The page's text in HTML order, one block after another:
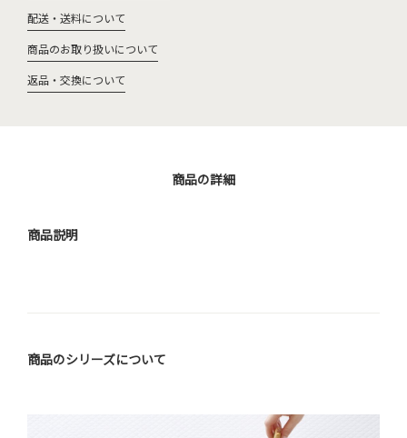
配送・送料について
商品のお取り扱いについて
返品・交換について
商品の詳細
商品説明
商品のシリーズについて